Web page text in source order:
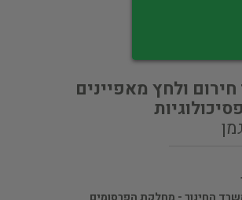
ולחץ מאפיינים